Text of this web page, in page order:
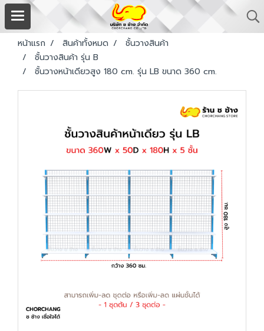
หน้าแรก สินค้าทั้งหมด
ชั้นวางสินค้า
ชั้นวางสินค้า รุ่น B
ชั้นวางหน้าเดียวสูง 180 cm. รุ่น LB ขนาด 360 cm.